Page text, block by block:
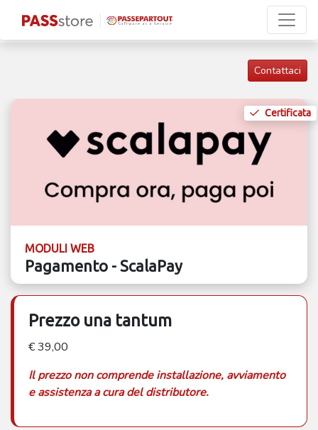
Contattaci
Certificata
MODULI WEB
Pagamento - ScalaPay
Prezzo una tantum
€ 39,00
Il prezzo non comprende installazione, avviamento
e assistenza a cura del distributore.